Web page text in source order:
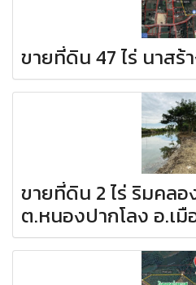
ขายที่ดิน 47 ไร่ นาสร้
ขายที่ดิน 2 ไร่ ริมคลอ
ต.หนองปากโลง อ.เ